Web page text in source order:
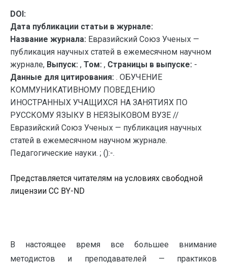
DOI:
Дата публикации статьи в журнале:
Название журнала: Евразийский Союз Ученых —
публикация научных статей в ежемесячном научном
журнале, Выпуск: , Том: , Страницы в выпуске: -
Данные для цитирования: . ОБУЧЕНИЕ
КОММУНИКАТИВНОМУ ПОВЕДЕНИЮ
ИНОСТРАННЫХ УЧАЩИХСЯ НА ЗАНЯТИЯХ ПО
РУССКОМУ ЯЗЫКУ В НЕЯЗЫКОВОМ ВУЗЕ //
Евразийский Союз Ученых — публикация научных
статей в ежемесячном научном журнале.
Педагогические науки. ; ():-.
Представляется читателям на условиях свободной
лицензии CC BY-ND
В настоящее время все большее внимание
методистов и преподавателей — практиков